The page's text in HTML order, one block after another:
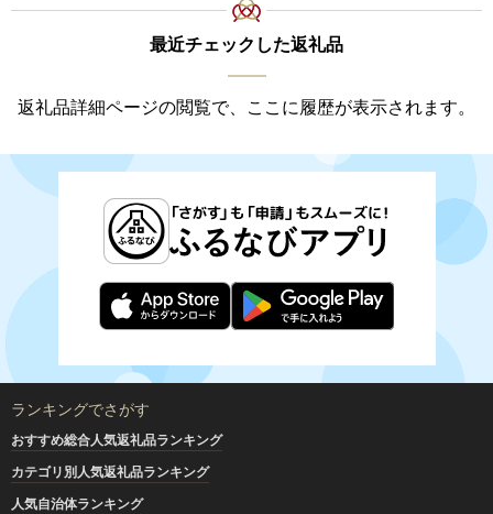
最近チェックした返礼品
返礼品詳細ページの閲覧で、ここに履歴が表示されます。
ランキングでさがす
おすすめ総合人気返礼品ランキング
カテゴリ別人気返礼品ランキング
人気自治体ランキング